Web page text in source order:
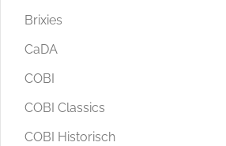
Brixies
CaDA
COBI
COBI Classics
COBI Historisch